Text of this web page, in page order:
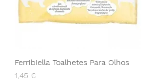
Ferribiella Toalhetes Para Olhos
Preço
1,45 €